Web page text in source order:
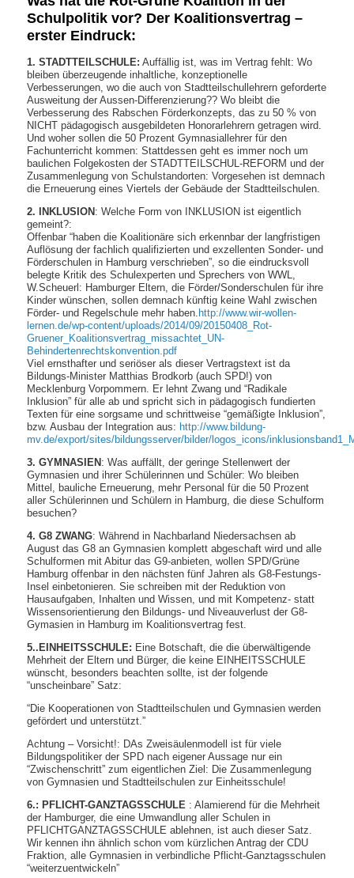
Schulpolitik vor? Der Koalitionsvertrag –
erster Eindruck:
1. STADTTEILSCHULE: Auffällig ist, was im Vertrag fehlt: Wo
bleiben überzeugende inhaltliche, konzeptionelle
Verbesserungen, wo die auch von Stadtteilschullehrern geforderte
Ausweitung der Aussen-Differenzierung?? Wo bleibt die
Verbesserung des Rabschen Förderkonzepts, das zu 50 % von
NICHT pädagogisch ausgebildeten Honorarlehrern getragen wird.
Und woher sollen die 50 Prozent Gymnasiallehrer für den
Fachunterricht kommen: Stattdessen geht es immer noch um
baulichen Folgekosten der STADTTEILSCHUL-REFORM und der
Zusammenlegung von Schulstandorten: Vorgesehen ist demnach
die Erneuerung eines Viertels der Gebäude der Stadtteilschulen.
2. INKLUSION : Welche Form von INKLUSION ist eigentlich
gemeint?:
Offenbar “haben die Koalitionäre sich erkennbar der langfristigen
Auflösung der fachlich qualifizierten und exzellenten Sonder- und
Förderschulen in Hamburg verschrieben”, so die eindrucksvoll
belegte Kritik des Schulexperten und Sprechers von WWL,
W.Scheuerl: Hamburger Eltern, die Förder/Sonderschulen für ihre
Kinder wünschen, sollen demnach künftig keine Wahl zwischen
Förder- und Regelschule mehr haben. http://www.wir-wollen-
lernen.de/wp-content/uploads/2014/09/20150408_Rot-
Gruener_Koalitionsvertrag_missachtet_UN-
Behindertenrechtskonvention.pdf
Viel ernsthafter und seriöser als dieser Vertragstext ist da
Bildungs-Minister Matthias Brodkorb (auch SPD!) von
Mecklenburg Vorpommern. Er lehnt Zwang und “Radikale
Inklusion” für alle ab und spricht sich in pädagogisch fundierten
Texten für eine sorgsame und schrittweise “gemäßigte Inklusion”,
bzw. Ausbau der Integration aus: http://www.bildung-
mv.de/export/sites/bildungsserver/bilder/logos_icons/
3. GYMNASIEN : Was auffällt, der geringe Stellenwert der
Gymnasien und ihrer Schülerinnen und Schüler: Wo bleiben
Mittel, bauliche Erneuerung, mehr Personal für die 50 Prozent
aller Schülerinnen und Schülern in Hamburg, die diese Schulform
besuchen?
4. G8 ZWANG: Während in Nachbarland Niedersachsen ab
August das G8 an Gymnasien komplett abgeschaft wird und alle
Schulformen mit Abitur das G9-anbieten, wollen SPD/Grüne
Hamburg offenbar in den nächsten fünf Jahren als G8-Festungs-
Insel einbetonieren. Sie schreiben mit der Reduktion von
Hausaufgaben, Inhalten und Wissen, und mit Kompetenz- statt
Wissensorientierung den Bildungs- und Niveauverlust der G8-
Gymasien in Hamburg im Koalitionsvertrag fest.
5..EINHEITSSCHULE: Eine Botschaft, die die überwältigende
Mehrheit der Eltern und Bürger, die keine EINHEITSSCHULE
wünscht, besonders beachten sollte, ist der folgende
“unscheinbare” Satz:
“Die Kooperationen von Stadtteilschulen und Gymnasien werden
gefördert und unterstützt.”
Achtung – Vorsicht!: DAs Zweisäulenmodell ist für viele
Bildungspolitiker der SPD nach eigener Aussage nur ein
“Zwischenschritt” zum eigentlichen Ziel: Die Zusammenlegung
von Gymnasien und Stadtteilschulen zur Einheitsschule!
6.: PFLICHT-GANZTAGSSCHULE : Alamierend für die Mehrheit
der Hamburger, die eine Umwandlung aller Schulen in
PFLICHTGANZTAGSSCHULE ablehnen, ist auch dieser Satz.
Wir kennen ihn ähnlich schon vom kürzlichen Antrag der CDU
Fraktion, alle Gymnasien in verbindliche Pflicht-Ganztagsschulen
“weiterzuentwickeln”